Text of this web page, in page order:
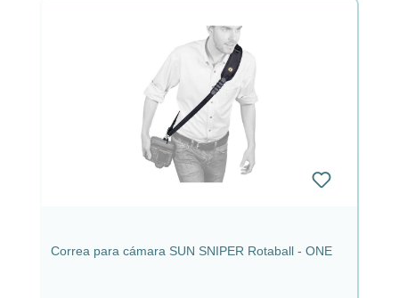
Correa para cámara SUN SNIPER Rotaball - ONE